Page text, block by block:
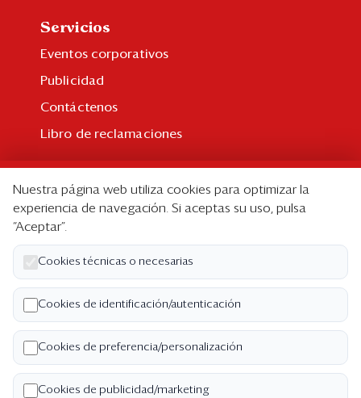
Servicios
Eventos corporativos
Publicidad
Contáctenos
Libro de reclamaciones
Suscripción individual
Paquetes corporativos
Edición Impresa
Nosotros
Quiénes somos
Código de ética
Términos y Condiciones
Nuestra página web utiliza cookies para optimizar la
experiencia de navegación. Si aceptas su uso, pulsa
“Aceptar”.
Cookies técnicas o necesarias
Cookies de identificación/autenticación
Cookies de preferencia/personalización
Cookies de publicidad/marketing